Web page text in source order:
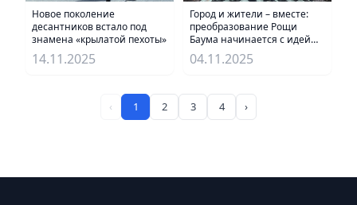
Новое поколение
десантников встало под
знамена «крылатой пехоты»
14.11.2025
Город и жители – вместе:
преобразование Рощи
Баума начинается с идей
алматинцев
04.11.2025
‹ 1 2 3 4 ›